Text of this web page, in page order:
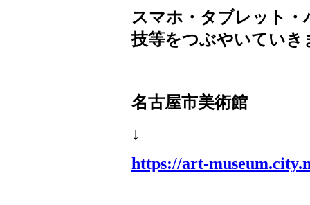
スマホ・タブレット・
技等をつぶやいていき
名古屋市美術館
↓
https://art-